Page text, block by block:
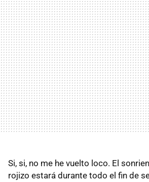
Si, si, no me he vuelto loco. El
rojizo estará durante todo el fin de